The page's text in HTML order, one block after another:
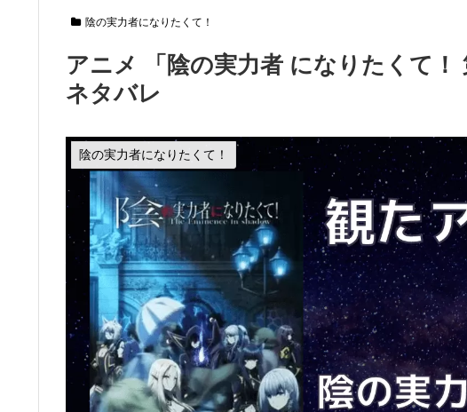
陰の実力者になりたくて！
アニメ 「陰の実力者 になりたくて！
ネタバレ
陰の実力者になりたくて！